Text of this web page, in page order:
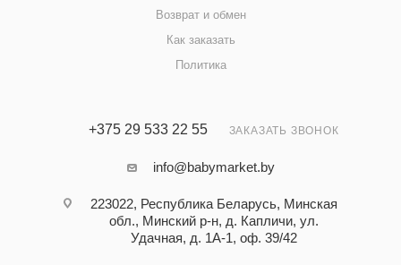
Возврат и обмен
Как заказать
Политика
+375 29 533 22 55 ЗАКАЗАТЬ ЗВОНОК
info@babymarket.by
223022, Республика Беларусь, Минская
обл., Минский р-н, д. Капличи, ул.
Удачная, д. 1А-1, оф. 39/42